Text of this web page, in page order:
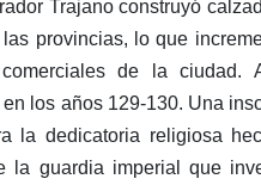
Trajano construyó
provincias, lo que
de la ciudad.
los años 129-130. Una
la dedicatoria religiosa
la guardia imperial que